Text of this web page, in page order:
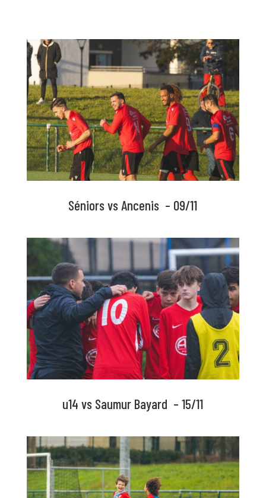
Séniors vs Ancenis – 09/11
u14 vs Saumur Bayard – 15/11